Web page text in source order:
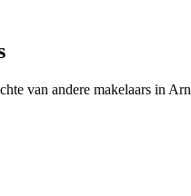
van andere makelaars in